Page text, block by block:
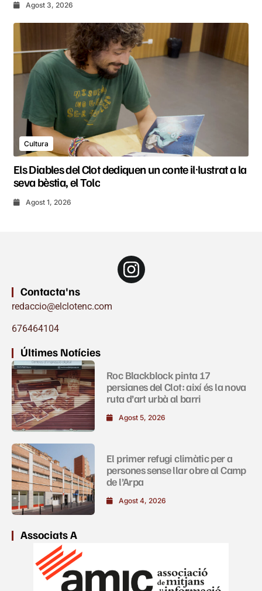
Agost 3, 2026
Cultura
Els Diables del Clot dediquen un conte il·lustrat a la
seva bèstia, el Tolc
Agost 1, 2026
Contacta'ns
redaccio@elclotenc.com
676464104
Últimes Notícies
Roc Blackblock pinta 17
persianes del Clot: així és la nova
ruta d’art urbà al barri
Agost 5, 2026
El primer refugi climàtic per a
persones sense llar obre al Camp
de l’Arpa
Agost 4, 2026
Associats A